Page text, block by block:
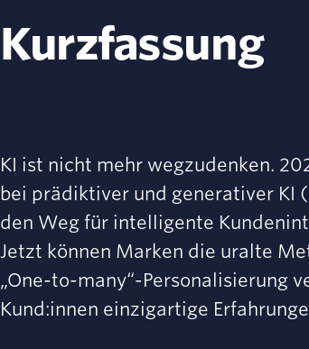
Kurzfassung
KI ist nicht mehr wegzudenken.
bei prädiktiver und generativer KI
den Weg für intelligente
Jetzt können Marken die uralte
„One-to-many“-Personalisierung
Kund:innen einzigartige